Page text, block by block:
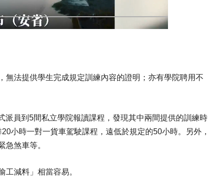
法提供學生完成規定訓練內容的證明；亦有學院聘用不
員到5間私立學院報讀課程，發現其中兩間提供的訓練時
小時一對一貨車駕駛課程，遠低於規定的50小時。另外，
急煞車等。
減料」相當容易。